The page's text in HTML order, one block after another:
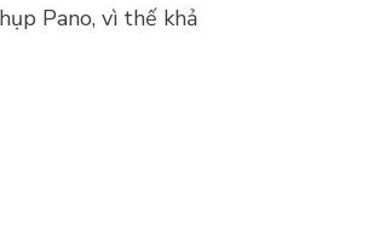
Pano, vì thế khả